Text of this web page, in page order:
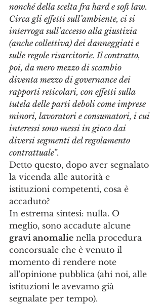
nonché della scelta fra hard e soft law.
Circa gli effetti sull’ambiente, ci si
interroga sull’accesso alla giustizia
(anche collettiva) dei danneggiati e
sulle regole risarcitorie. Il contratto,
poi, da mero mezzo di scambio
diventa mezzo di governance dei
rapporti reticolari, con effetti sulla
tutela delle parti deboli come imprese
minori, lavoratori e consumatori, i cui
interessi sono messi in gioco dai
diversi segmenti del regolamento
contrattuale”.
Detto questo, dopo aver segnalato
la vicenda alle autorità e
istituzioni competenti, cosa è
accaduto?
In estrema sintesi: nulla. O
meglio, sono accadute alcune
gravi anomalie nella procedura
concorsuale che è venuto il
momento di rendere note
all'opinione pubblica (ahi noi, alle
istituzioni le avevamo già
segnalate per tempo).